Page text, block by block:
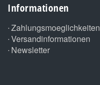
Informationen
Zahlungsmoeglichkeiten
Versandinformationen
Newsletter